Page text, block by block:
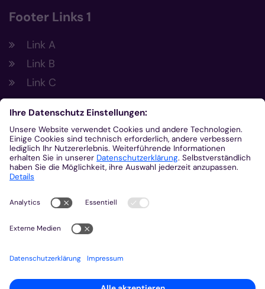
Footer Links 1
Link A
Link B
Link C
Footer Links 2
Link A
Link B
Link C
Kontakt
Gemeinsam.Vernetzt.Digital
Domplatz
55116 Mainz